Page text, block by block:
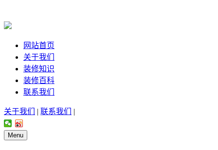
网站首页
关于我们
装修知识
装修百科
联系我们
关于我们 | 联系我们 |
Menu